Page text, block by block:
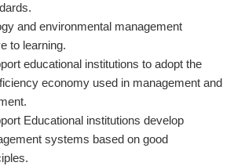
and environmental management
to learning.
educational institutions to adopt the
economy used in management and
Educational institutions develop
systems based on good